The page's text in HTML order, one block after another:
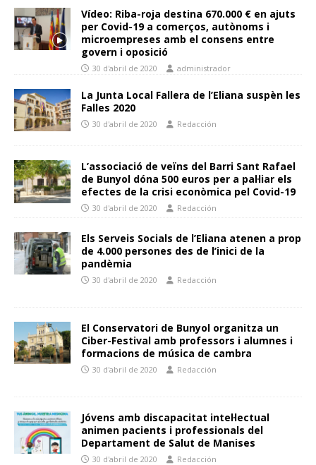
Vídeo: Riba-roja destina 670.000 € en ajuts
per Covid-19 a comerços, autònoms i
microempreses amb el consens entre
govern i oposició
30 d'abril de 2020 administrador
La Junta Local Fallera de l’Eliana suspèn les
Falles 2020
30 d'abril de 2020 Redacción
L’associació de veïns del Barri Sant Rafael
de Bunyol dóna 500 euros per a pal·liar els
efectes de la crisi econòmica pel Covid-19
30 d'abril de 2020 Redacción
Els Serveis Socials de l’Eliana atenen a prop
de 4.000 persones des de l’inici de la
pandèmia
30 d'abril de 2020 Redacción
El Conservatori de Bunyol organitza un
Ciber-Festival amb professors i alumnes i
formacions de música de cambra
30 d'abril de 2020 Redacción
Jóvens amb discapacitat intel·lectual
animen pacients i professionals del
Departament de Salut de Manises
30 d'abril de 2020 Redacción